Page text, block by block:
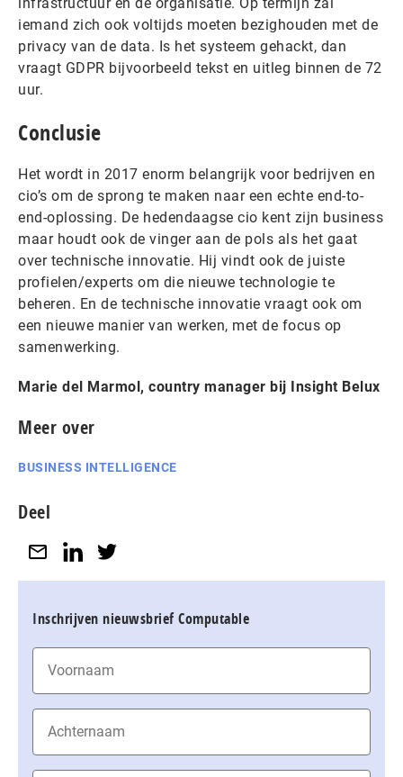
iemand zich ook voltijds moeten bezighouden met de
privacy van de data. Is het systeem gehackt, dan
vraagt GDPR bijvoorbeeld tekst en uitleg binnen de 72
uur.
Conclusie
Het wordt in 2017 enorm belangrijk voor bedrijven en
cio’s om de sprong te maken naar een echte end-to-
end-oplossing. De hedendaagse cio kent zijn business
maar houdt ook de vinger aan de pols als het gaat
over technische innovatie. Hij vindt ook de juiste
profielen/experts om die nieuwe technologie te
beheren. En de technische innovatie vraagt ook om
een nieuwe manier van werken, met de focus op
samenwerking.
Marie del Marmol, country manager bij Insight Belux
Meer over
BUSINESS INTELLIGENCE
Deel
Inschrijven nieuwsbrief Computable